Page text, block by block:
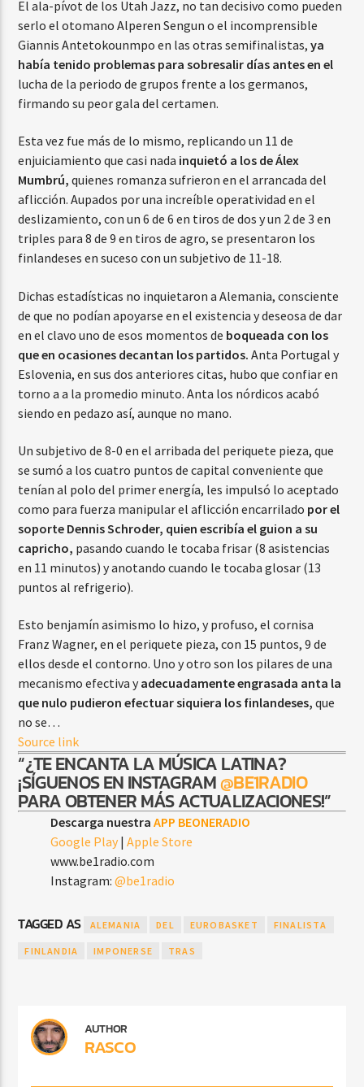
El ala-pívot de los Utah Jazz, no tan decisivo como pueden
serlo el otomano Alperen Sengun o el incomprensible
Giannis Antetokounmpo en las otras semifinalistas,ya
había tenido problemas para sobresalir días antes en el
lucha de la periodo de grupos frente a los germanos,
firmando su peor gala del certamen.
Esta vez fue más de lo mismo, replicando un 11 de
enjuiciamiento que casi nada inquietó a los de Álex
Mumbrú, quienes romanza sufrieron en el arrancada del
aflicción. Aupados por una increíble operatividad en el
deslizamiento, con un 6 de 6 en tiros de dos y un 2 de 3 en
triples para 8 de 9 en tiros de agro, se presentaron los
finlandeses en suceso con un subjetivo de 11-18.
Dichas estadísticas no inquietaron a Alemania, consciente
de que no podían apoyarse en el existencia y deseosa de dar
en el clavo uno de esos momentos de boqueada con los
que en ocasiones decantan los partidos. Anta Portugal y
Eslovenia, en sus dos anteriores citas, hubo que confiar en
torno a a la promedio minuto. Anta los nórdicos acabó
siendo en pedazo así, aunque no mano.
Un subjetivo de 8-0 en el arribada del periquete pieza, que
se sumó a los cuatro puntos de capital conveniente que
tenían al polo del primer energía, les impulsó lo aceptado
como para fuerza manipular el aflicción encarrilado por el
soporte Dennis Schroder, quien escribía el guion a su
capricho, pasando cuando le tocaba frisar (8 asistencias
en 11 minutos) y anotando cuando le tocaba glosar (13
puntos al refrigerio).
Esto benjamín asimismo lo hizo, y profuso, el cornisa
Franz Wagner, en el periquete pieza, con 15 puntos, 9 de
ellos desde el contorno. Uno y otro son los pilares de una
mecanismo efectiva yadecuadamente engrasada anta la
que nulo pudieron efectuar siquiera los finlandeses, que
no se…
Source link
“¿TE ENCANTA LA MÚSICA LATINA?
¡SÍGUENOS EN INSTAGRAM@BE1RADIO
PARA OBTENER MÁS ACTUALIZACIONES!”
Descarga nuestraAPP BEONERADIO
Google Play |Apple Store
www.be1radio.com
Instagram:@be1radio
TAGGED AS ALEMANIA DEL EUROBASKET FINALISTA
FINLANDIA IMPONERSE TRAS
AUTHOR
RASCO